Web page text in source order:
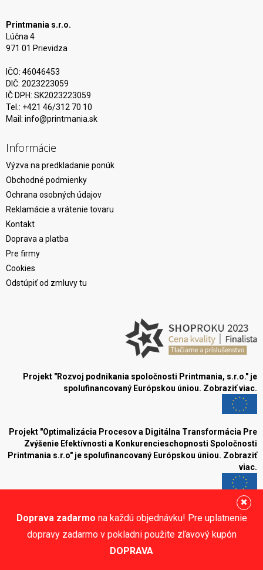
Doprava zadarmo na každú objednávku! Pre uplatnenie
dopravy zadarmo v pokladni použite zľavový kupón
DOPRAVA
Printmania s.r.o.
Lúčna 4
971 01 Prievidza
IČO: 46046453
DIČ: 2023223059
IČ DPH: SK2023223059
Tel.: +421 46/312 70 10
Mail: info@printmania.sk
Informácie
Výzva na predkladanie ponúk
Obchodné podmienky
Ochrana osobných údajov
Reklamácie a vrátenie tovaru
Kontakt
Doprava a platba
Pre firmy
Cookies
Odstúpiť od zmluvy tu
Projekt "Rozvoj podnikania spoločnosti Printmania, s.r.o." je
spolufinancovaný Európskou úniou. Zobraziť viac.
Projekt "Optimalizácia Procesov a Digitálna Transformácia Pre
Zvýšenie Efektívnosti a Konkurencieschopnosti Spoločnosti
Printmania s.r.o" je spolufinancovaný Európskou úniou. Zobraziť
viac.
Blog
NajReklama.sk - tvorba eshopu